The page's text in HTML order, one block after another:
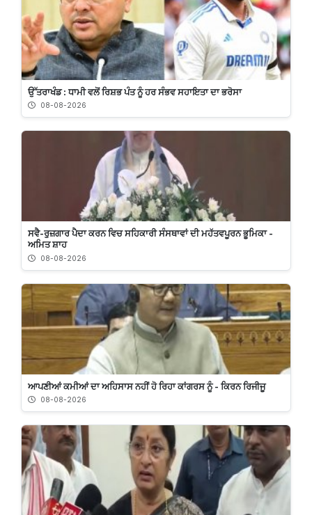
ਉੱਤਰਾਖੰਡ : ਧਾਮੀ ਵਲੋਂ ਰਿਸ਼ਭ ਪੰਤ ਨੂੰ ਹਰ ਸੰਭਵ ਸਹਾਇਤਾ ਦਾ ਭਰੋਸਾ
08-08-2026
ਸਵੈ-ਰੁਜ਼ਗਾਰ ਪੈਦਾ ਕਰਨ ਵਿਚ ਸਹਿਕਾਰੀ ਸੰਸਥਾਵਾਂ ਦੀ ਮਹੱਤਵਪੂਰਨ ਭੂਮਿਕਾ -
ਅਮਿਤ ਸ਼ਾਹ
08-08-2026
ਆਪਣੀਆਂ ਕਮੀਆਂ ਦਾ ਅਹਿਸਾਸ ਨਹੀਂ ਹੋ ਰਿਹਾ ਕਾਂਗਰਸ ਨੂੰ - ਕਿਰਨ ਰਿਜੀਜੂ
08-08-2026